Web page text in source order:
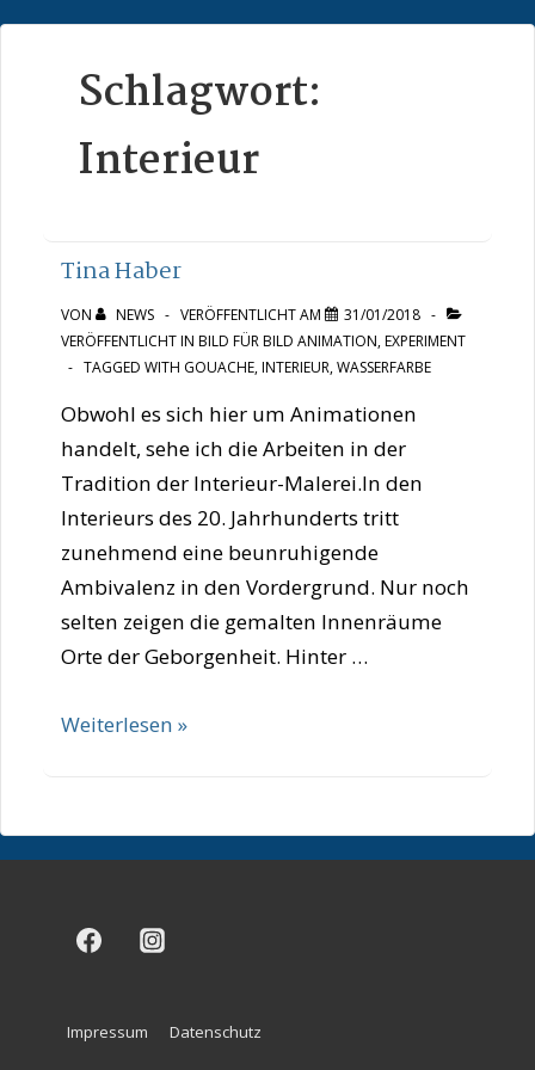
Schlagwort:
Interieur
Tina Haber
VON NEWS VERÖFFENTLICHT AM
31/01/2018
VERÖFFENTLICHT IN BILD FÜR BILD ANIMATION,EXPERIMENT
TAGGED WITH GOUACHE,INTERIEUR,WASSERFARBE
Obwohl es sich hier um Animationen
handelt, sehe ich die Arbeiten in der
Tradition der Interieur-Malerei.In den
Interieurs des 20. Jahrhunderts tritt
zunehmend eine beunruhigende
Ambivalenz in den Vordergrund. Nur noch
selten zeigen die gemalten Innenräume
Orte der Geborgenheit. Hinter …
Tina
Weiterlesen »
Footer-
Menü
Impressum Datenschutz